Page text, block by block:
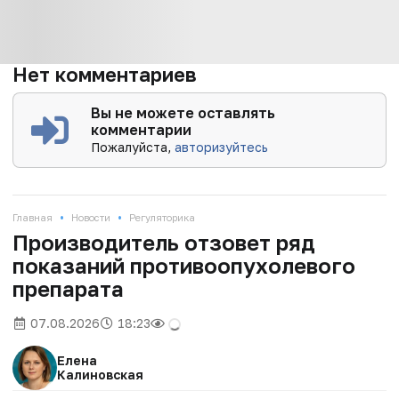
Нет комментариев
Вы не можете оставлять
комментарии
Пожалуйста,авторизуйтесь
Главная • Новости • Регуляторика
Производитель отзовет ряд
показаний противоопухолевого
препарата
07.08.2026 18:23
Елена
Калиновская